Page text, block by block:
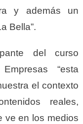
y además un
Bella”.
del curso
“esta
el contexto
reales,
ve en los medios